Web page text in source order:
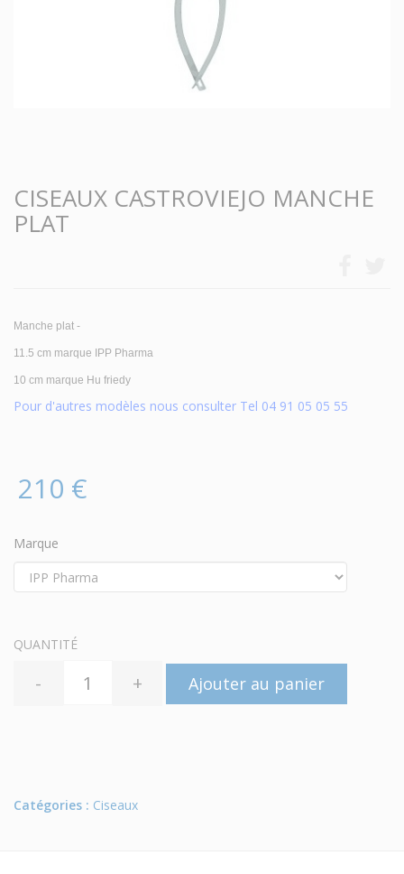
CISEAUX CASTROVIEJO MANCHE
PLAT
Manche plat -
11.5 cm marque IPP Pharma
10 cm marque Hu friedy
Pour d'autres modèles nous consulter Tel 04 91 05 05 55
210 €
Marque
QUANTITÉ
- + Ajouter au panier
Catégories : Ciseaux